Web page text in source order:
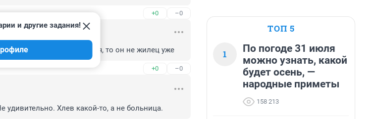
+0 –0
такой срок не объявился, то он не жилец уже
+0 –0
и другие задания!
Хлев какой-то, а не больница.
ТОП 5
1
По погоде 31 июля
можно узнать, какой
будет осень, —
народные приметы
158 213